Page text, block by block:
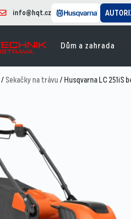
info@hqt.cz
Dům a zahrada
/Sekačky na trávu/ Husqvarna LC 251iS